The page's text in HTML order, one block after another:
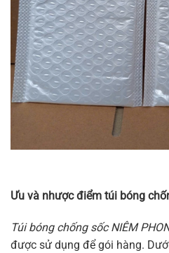
Ưu và nhược điểm túi bóng
Túi bóng chống sốc NIÊM
được sử dụng để gói hàng.